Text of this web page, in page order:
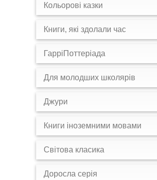
Кольорові казки
Книги, які здолали час
ГарріПоттеріада
Для молодших школярів
Джури
Книги іноземними мовами
Світова класика
Доросла серія